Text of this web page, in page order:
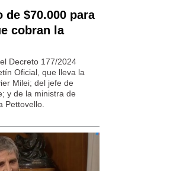
$70.000 para
cobran la
Decreto 177/2024
Oficial, que lleva la
Milei; del jefe de
y de la ministra de
Pettovello.